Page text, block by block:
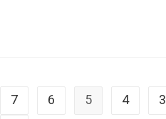
3
4
5
6
7